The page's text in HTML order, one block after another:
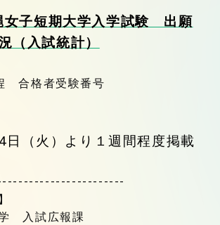
女子短期大学入学試験 出願
（入試統計）
合格者受験番号
日（火）より１週間程度掲載
学 入試広報課